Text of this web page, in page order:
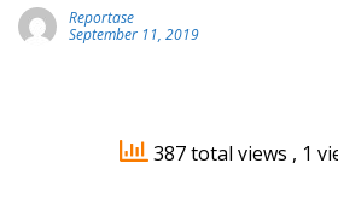
Reportase
September 11, 2019
387 total views , 1